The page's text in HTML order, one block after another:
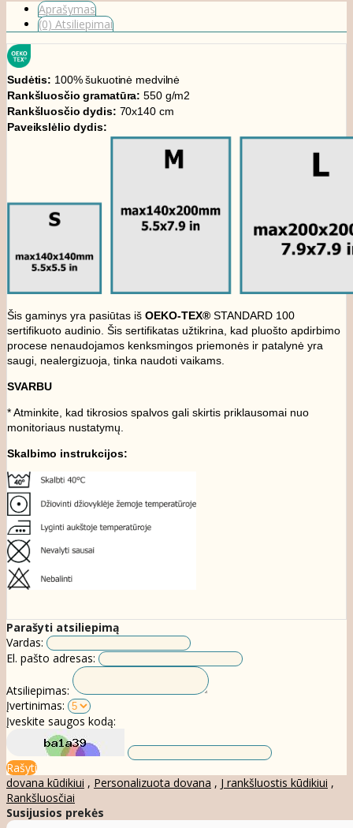
Aprašymas
(0) Atsiliepimai
Sudėtis: 100% šukuotinė medvilnė
Rankšluosčio gramatūra: 550 g/m2
Rankšluosčio dydis: 70x140 cm
Paveikslėlio dydis:
Šis gaminys yra pasiūtas iš OEKO-TEX® STANDARD 100
sertifikuoto audinio. Šis sertifikatas užtikrina, kad pluošto apdirbimo
procese nenaudojamos kenksmingos priemonės ir patalynė yra
saugi, nealergizuoja, tinka naudoti vaikams.
SVARBU
* Atminkite, kad tikrosios spalvos gali skirtis priklausomai nuo
monitoriaus nustatymų.
Skalbimo instrukcijos:
Parašyti atsiliepimą
Vardas:
El. pašto adresas:
Atsiliepimas:
Įvertinimas:
Įveskite saugos kodą:
Rašyti
dovana kūdikiui , Personalizuota dovana , J rankšluostis kūdikiui ,
Rankšluosčiai
Susijusios prekės